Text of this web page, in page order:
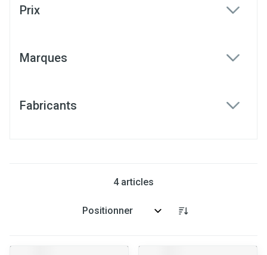
Prix
Marques
Fabricants
4articles
Trier par: